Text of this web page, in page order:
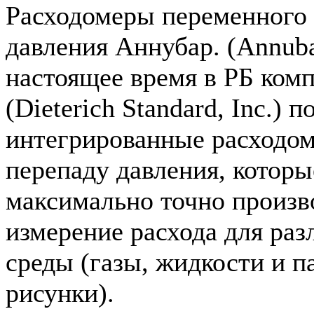
Расходомеры переменного
давления Аннубар.
настоящее время в РБ
(Dieterich Standard, Inc.)
интегрированные
перепаду давления,
максимально точно
измерение расхода для
среды (газы, жидкости и
рисунки).